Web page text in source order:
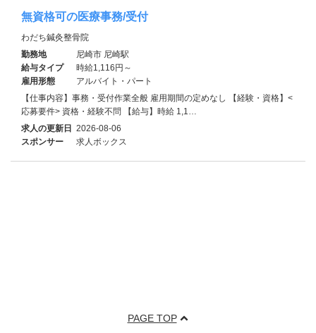
無資格可の医療事務/受付
わだち鍼灸整骨院
勤務地
尼崎市 尼崎駅
給与タイプ
時給1,116円～
雇用形態
アルバイト・パート
【仕事内容】事務・受付作業全般 雇用期間の定めなし 【経験・資格】<
応募要件> 資格・経験不問 【給与】時給 1,1…
求人の更新日 2026-08-06
スポンサー
求人ボックス
PAGE TOP